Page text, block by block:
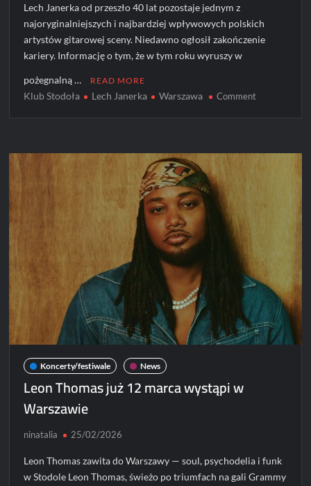
Lech Janerka od przeszło 40 lat pozostaje jednym z
najoryginalniejszych i najbardziej wpływowych polskich
artystów gitarowej sceny. Niedawno ogłosił zakończenie
kariery. Informację o tym, że w tym roku wyruszy w
pożegnalną … READ MORE
Klub Stodoła Lech Janerka Warszawa Commenton
na
emeryturę
Koncerty/festiwale News
Leon Thomas już 12 marca wystąpi w
Warszawie
ninatalia 25/02/2026
Leon Thomas zawita do Warszawy — soul, psychodelia i funk
w Stodole Leon Thomas, świeżo po triumfach na gali Grammy